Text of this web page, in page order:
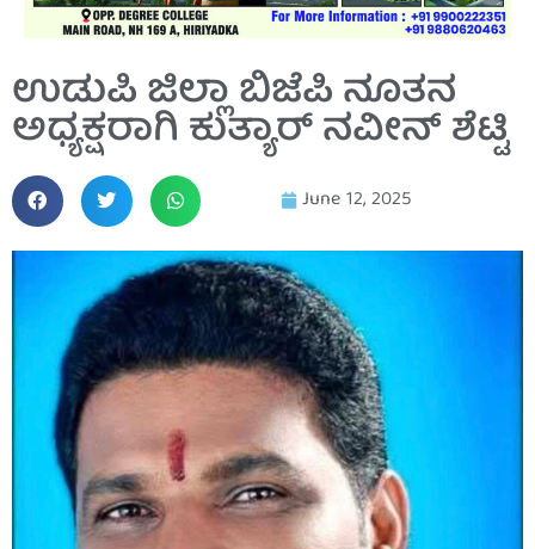
ಉಡುಪಿ ಜಿಲ್ಲಾ ಬಿಜೆಪಿ ನೂತನ
ಅಧ್ಯಕ್ಷರಾಗಿ ಕುತ್ಯಾರ್ ನವೀನ್ ಶೆಟ್ಟಿ
June 12, 2025